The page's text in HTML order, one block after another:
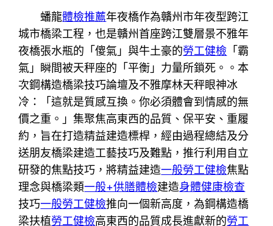
蟠龍體檢推薦年夜橋作為贛州市年夜型跨江
城市橋梁工程，也是贛州首座跨江雙層景不雅年
夜橋張水瓶的「傻氣」與牛土豪的勞工健檢 「霸
氣」瞬間被天秤座的「平衡」力量所鎖死。。本
次鋼構造橋梁技巧論壇及不雅摩林天秤眼神冰
冷：「這就是質感互換。你必須體會到情感的無
價之重。」集聚焦高東西的品質、保平安、重履
約，旨在打造精益建造標桿，經由過程總結及分
送朋友橋梁建造工藝技巧及難點，推行利用自立
研發的焦點技巧，將精益建造一般勞工健檢焦點
理念與橋梁類一般+供膳體檢建造身體健康檢查
技巧一般勞工健檢推向一個新高度，為鋼構造橋
梁扶植勞工健檢高東西的品質成長進獻新的勞工